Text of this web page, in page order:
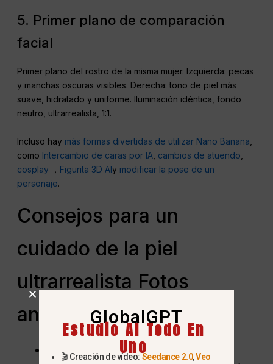
5. Primer plano de comparación
facial
Primer plano del rostro de la misma mujer. Izquierda: pecas
y manchas oscuras visibles. Derecha: tono de piel más
suave, hidratado y uniforme. Iluminación idéntica, fondo
neutro, ultrarrealista, 1:1.
Incluso hay más formas divertidas de utilizar Nano Banana,
como Intercambio de caras por IA, cambios de atuendo,
cosplay ， Figurita 3D AIy modificar la pose de un
personaje.
Consejos para un
cuidado de la piel
ultrarrealista Fotos
antes/después
Misma pose y ángulo:
GlobalGPT
Estudio AI Todo En
Uno
🎬 Creación de vídeo: Seedance 2.0,Veo